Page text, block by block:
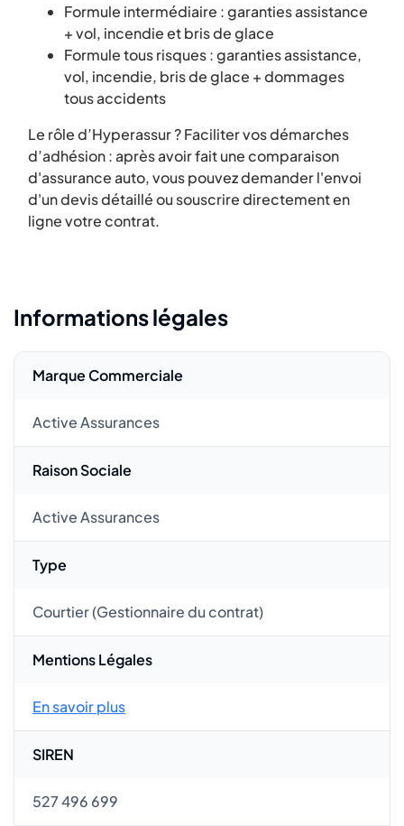
Formule intermédiaire : garanties assistance
+ vol, incendie et bris de glace
Formule tous risques : garanties assistance,
vol, incendie, bris de glace + dommages
tous accidents
Le rôle d’Hyperassur ? Faciliter vos démarches
d’adhésion : après avoir fait une comparaison
d'assurance auto, vous pouvez demander l'envoi
d'un devis détaillé ou souscrire directement en
ligne votre contrat.
Informations légales
Marque Commerciale
Active Assurances
Raison Sociale
Active Assurances
Type
Courtier (Gestionnaire du contrat)
Mentions Légales
En savoir plus
SIREN
527 496 699